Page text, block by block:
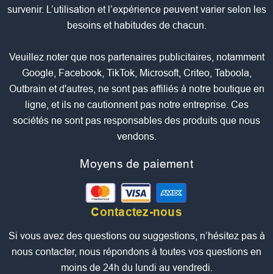
survenir. L’utilisation et l’expérience peuvent varier selon les
besoins et habitudes de chacun.
Veuillez noter que nos partenaires publicitaires, notamment
Google, Facebook, TikTok, Microsoft, Criteo, Taboola,
Outbrain et d'autres, ne sont pas affiliés à notre boutique en
ligne, et ils ne cautionnent pas notre entreprise. Ces
sociétés ne sont pas responsables des produits que nous
vendons.
Moyens de paiement
Contactez-nous
Si vous avez des questions ou suggestions, n’hésitez pas à
nous contacter, nous répondons à toutes vos questions en
moins de 24h du lundi au vendredi.